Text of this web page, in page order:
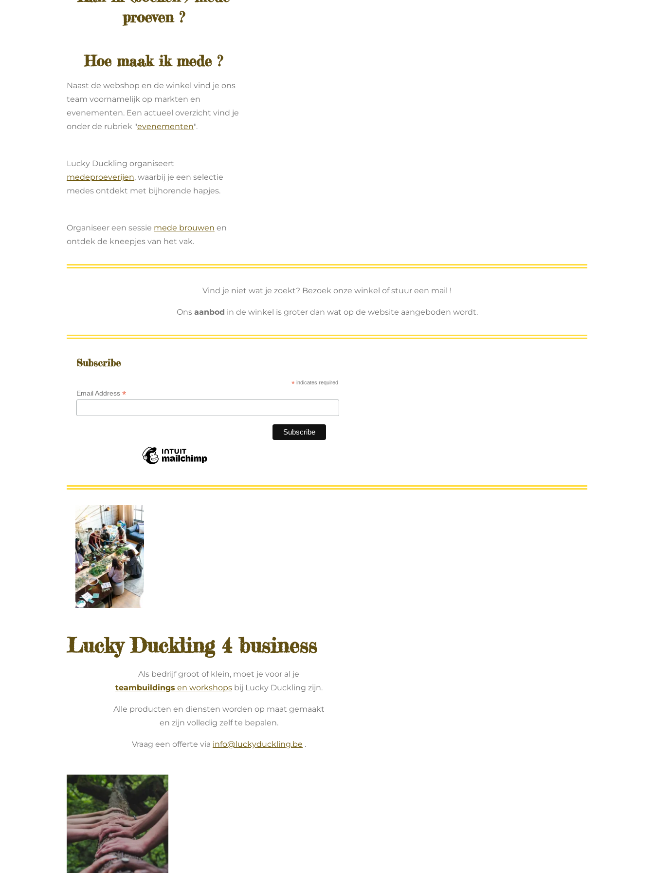
proeven?
Hoe maak ik mede ?
Naast de webshop en de winkel vind je ons
team voornamelijk op markten en
evenementen. Een actueel overzicht vind je
onder de rubriek "evenementen".
Lucky Duckling organiseert
medeproeverijen, waarbij je een selectie
medes ontdekt met bijhorende hapjes.
Organiseer een sessie mede brouwen en
ontdek de kneepjes van het vak.
Vind je niet wat je zoekt? Bezoek onze winkel of stuur een mail !
Ons aanbod in de winkel is groter dan wat op de website aangeboden wordt.
Subscribe
*indicates required
Email Address *
Lucky Duckling 4 business
Als bedrijf groot of klein, moet je voor al je
teambuildings en workshopsbij Lucky Duckling zijn.
Alle producten en diensten worden op maat gemaakt
en zijn volledig zelf te bepalen.
Vraag een offerte via info@luckyduckling.be .